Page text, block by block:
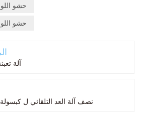
حشو
حشو
آلة
نصف آلة العد التلقائي ل